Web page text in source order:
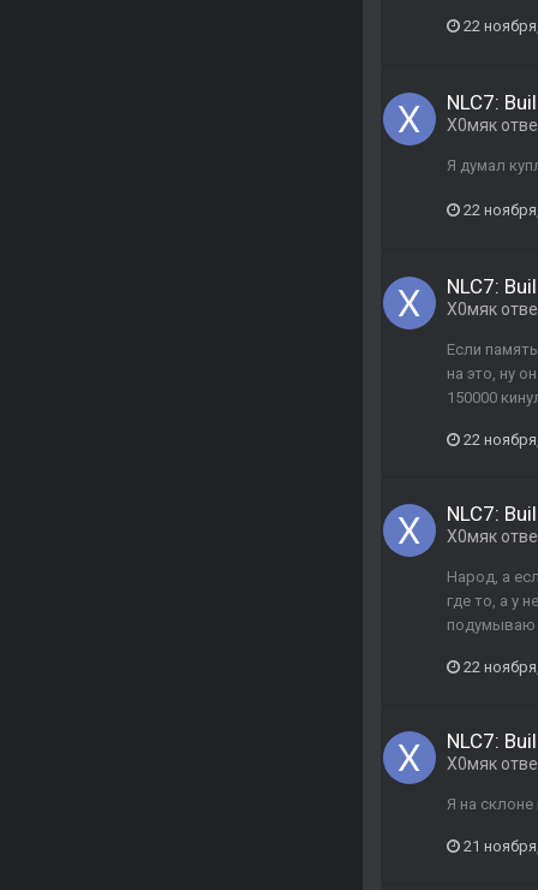
22
NLC7:
Х0мяк
Я думал
22
NLC7:
Х0мяк
Если
на это, ну
150000
22
NLC7:
Х0мяк
Народ, а
где то, а у
подумываю
22
NLC7:
Х0мяк
Я на
21